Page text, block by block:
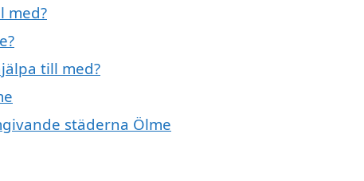
med?
till med?
städerna Ölme